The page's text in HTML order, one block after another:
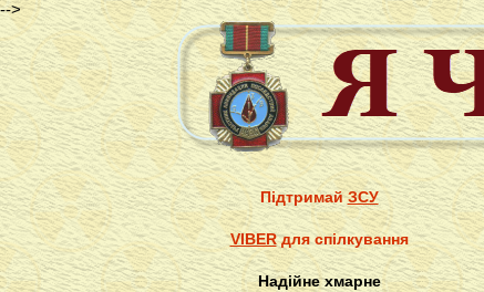
-->
ПідтримайЗСУ
VIBERдля спілкування
Надійне хмарне